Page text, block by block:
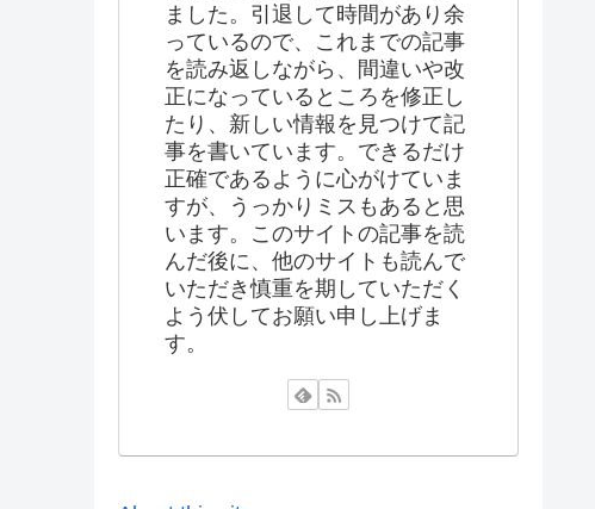
ました。引退して時間があり余
っているので、これまでの記事
を読み返しながら、間違いや改
正になっているところを修正し
たり、新しい情報を見つけて記
事を書いています。できるだけ
正確であるように心がけていま
すが、うっかりミスもあると思
います。このサイトの記事を読
んだ後に、他のサイトも読んで
いただき慎重を期していただく
よう伏してお願い申し上げま
す。